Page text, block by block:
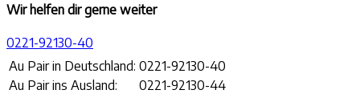
Wir helfen dir gerne weiter
0221-92130-40
Au Pair in Deutschland: 0221-92130-40
Au Pair ins Ausland:
0221-92130-44